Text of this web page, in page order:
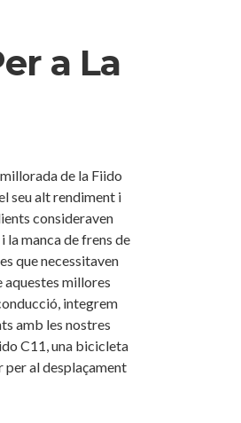
a La
de la Fiido
seu alt rendiment i
consideraven
manca de frens de
que necessitaven
aquestes millores
integrem
amb les nostres
C11, una bicicleta
al desplaçament